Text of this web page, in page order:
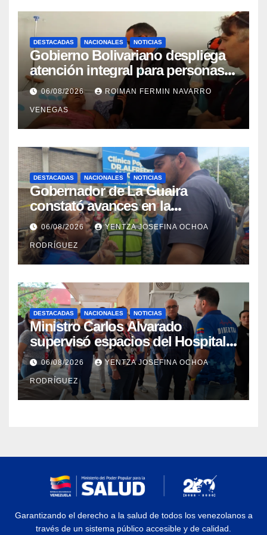
DESTACADAS NACIONALES NOTICIAS
Gobierno Bolivariano despliega
atención integral para personas
con discapacidad en
campamentos de La Guaira
06/08/2026 ROIMAN FERMIN NAVARRO
VENEGAS
DESTACADAS NACIONALES NOTICIAS
Gobernador de La Guaira
constató avances en la
rehabilitación del Hospitalito de
Catia la Mar
06/08/2026 YENTZA JOSEFINA OCHOA
RODRÍGUEZ
DESTACADAS NACIONALES NOTICIAS
Ministro Carlos Alvarado
supervisó espacios del Hospital
Dermatológico Dr. Martín Vegas
en La Guaira
06/08/2026 YENTZA JOSEFINA OCHOA
RODRÍGUEZ
Garantizando el derecho a la salud de todos los venezolanos a
través de un sistema público accesible y de calidad.